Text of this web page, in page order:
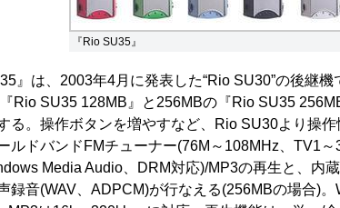
『Rio SU35』
』は、2003年4月に発表した“Rio SU30”の後継
Rio SU35 128MB』と256MBの『Rio SU35
る。操作ボタンを増やすなど、Rio SU30より操
ルドバンドFMチューナー(76M～108MHz、TV1～
Media Audio、DRM対応)/MP3の再生と、内
録音(WAV、ADPCM)が行なえる(256MBの場合)。